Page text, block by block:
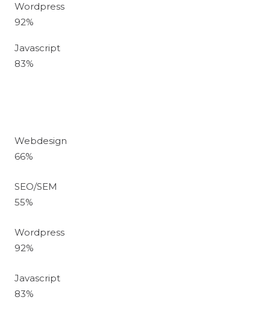
Wordpress
92%
Javascript
83%
Webdesign
66%
SEO/SEM
55%
Wordpress
92%
Javascript
83%